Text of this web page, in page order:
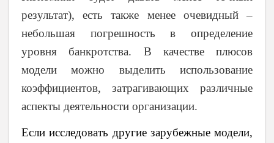
результат), есть также менее очевидный –
небольшая погрешность в определение
уровня банкротства. В качестве плюсов
модели можно выделить использование
коэффициентов, затрагивающих различные
аспекты деятельности организации.
Если исследовать другие зарубежные модели,